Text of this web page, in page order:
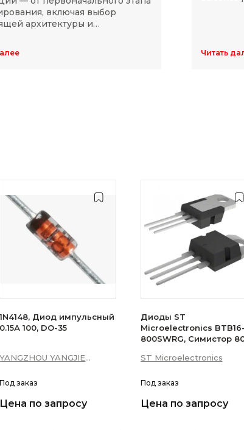
включая выбор
архитектуры и
массового производства.
Читать
1N4148, Диод импульсный
0.15А 100, DO-35
YANGZHOU YANGJIE
Под заказ
Цена по запросу
Диоды ST
Microelectronics BTB16-
800SWRG, Симистор
уровень)
ST Microelectronics
Под заказ
Цена по запросу